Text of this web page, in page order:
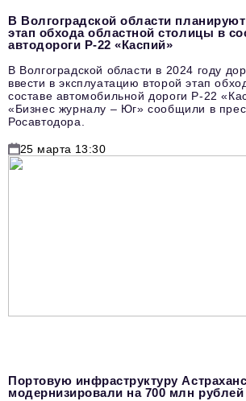
podpiska@business-magazine.online
Отдел по работе с партнерами
partner@business-magazine.online
В Волгоградской области
этап обхода областной столицы в
автодороги Р-22 «Каспий»
В Волгоградской области в 2024 году
ввести в эксплуатацию второй этап
составе автомобильной дороги Р-22
«Бизнес журналу – Юг» сообщили в
Росавтодора.
25 марта 13:30
Портовую инфраструктуру
модернизировали на 700 млн рублей